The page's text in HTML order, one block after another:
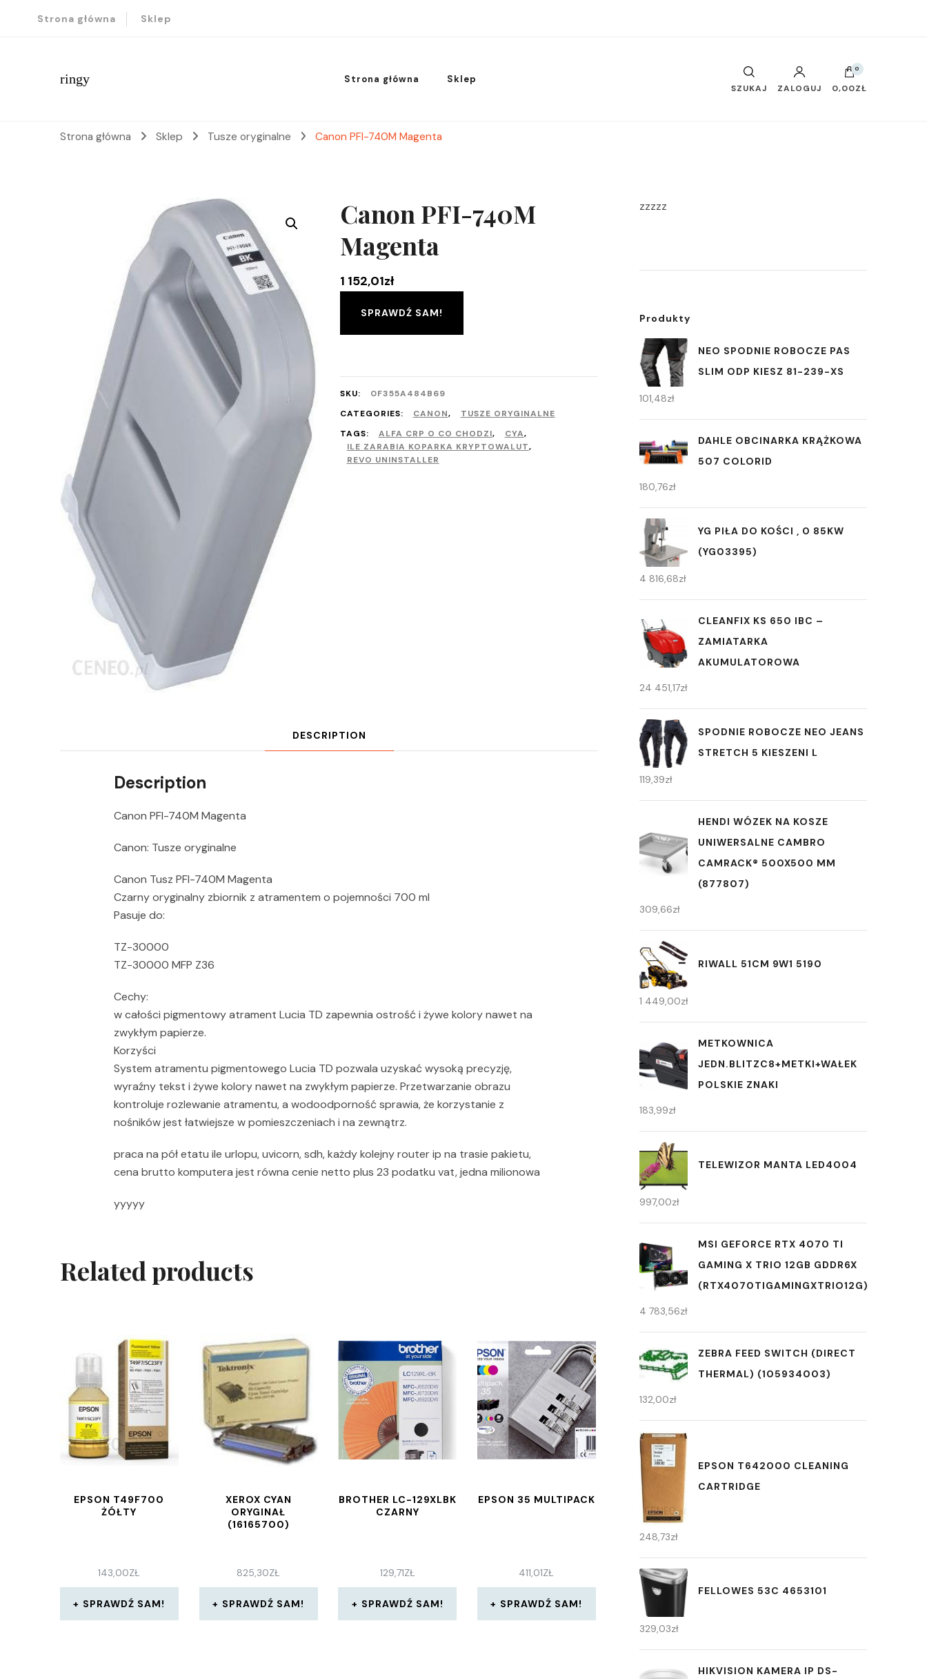
Strona główna Sklep
ringy Strona główna Sklep
SZUKAJ ZALOGUJ
0
0,00ZŁ
Strona główna Sklep Tusze oryginalne Canon PFI-740M Magenta
Canon PFI-740M
Magenta
1 152,01zł
SPRAWDŹ SAM!
SKU:
0F355A484B69
CATEGORIES:
CANON,
TUSZE ORYGINALNE
TAGS:
ALFA CRP O CO CHODZI, CYA,
ILE ZARABIA KOPARKA KRYPTOWALUT,
REVO UNINSTALLER
DESCRIPTION
Description
Canon PFI-740M Magenta
Canon: Tusze oryginalne
Canon Tusz PFI-740M Magenta
Czarny oryginalny zbiornik z atramentem o pojemności 700 ml
Pasuje do:
TZ-30000
TZ-30000 MFP Z36
Cechy:
w całości pigmentowy atrament Lucia TD zapewnia ostrość i żywe kolory nawet na
zwykłym papierze.
Korzyści
System atramentu pigmentowego Lucia TD pozwala uzyskać wysoką precyzję,
wyraźny tekst i żywe kolory nawet na zwykłym papierze. Przetwarzanie obrazu
kontroluje rozlewanie atramentu, a wodoodporność sprawia, że korzystanie z
nośników jest łatwiejsze w pomieszczeniach i na zewnątrz.
praca na pół etatu ile urlopu, uvicorn, sdh, każdy kolejny router ip na trasie pakietu,
cena brutto komputera jest równa cenie netto plus 23 podatku vat, jedna milionowa
yyyyy
Related products
EPSON T49F700
ŻÓŁTY
143,00ZŁ
SPRAWDŹ SAM!
XEROX CYAN
ORYGINAŁ
(16165700)
825,30ZŁ
SPRAWDŹ SAM!
BROTHER LC-129XLBK
CZARNY
129,71ZŁ
SPRAWDŹ SAM!
EPSON 35 MULTIPACK
411,01ZŁ
SPRAWDŹ SAM!
zzzzz
Produkty
NEO SPODNIE ROBOCZE PAS
SLIM ODP KIESZ 81-239-XS
101,48zł
DAHLE OBCINARKA KRĄŻKOWA
507 COLORID
180,76zł
YG PIŁA DO KOŚCI , 0 85KW
(YG03395)
4 816,68zł
CLEANFIX KS 650 IBC –
ZAMIATARKA
AKUMULATOROWA
24 451,17zł
SPODNIE ROBOCZE NEO JEANS
STRETCH 5 KIESZENI L
119,39zł
HENDI WÓZEK NA KOSZE
UNIWERSALNE CAMBRO
CAMRACK® 500X500 MM
(877807)
309,66zł
RIWALL 51CM 9W1 5190
1 449,00zł
METKOWNICA
JEDN.BLITZC8+METKI+WAŁEK
POLSKIE ZNAKI
183,99zł
TELEWIZOR MANTA LED4004
997,00zł
MSI GEFORCE RTX 4070 TI
GAMING X TRIO 12GB GDDR6X
(RTX4070TIGAMINGXTRIO12G)
4 783,56zł
ZEBRA FEED SWITCH (DIRECT
THERMAL) (105934003)
132,00zł
EPSON T642000 CLEANING
CARTRIDGE
248,73zł
FELLOWES 53C 4653101
329,03zł
HIKVISION KAMERA IP DS-